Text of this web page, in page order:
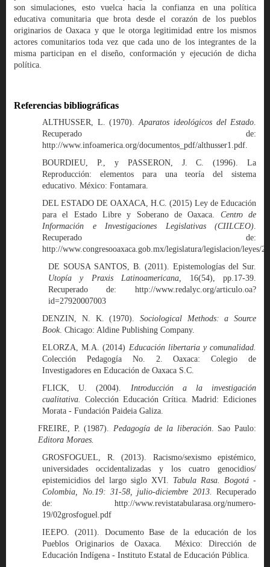
son simulaciones, esto vuelca hacia la confianza en una política
educativa comunitaria que brota desde el corazón de los pueblos
originarios de Oaxaca y que le otorga legitimidad entre los mismos
actores comunitarios toda vez que cada uno de los integrantes de la
misma participan en el diseño, conformación y ejecución de dicha
política.
Referencias bibliográficas
ALTHUSSER, L. (1970).Aparatos ideológicos del Estado
Recuperado de:
http://www.infoamerica.org/documentos_pdf/althusser1.pdf.
BOURDIEU, P., y PASSERON, J. C. (1996). La
Reproducción: elementos para una teoría del sistema
educativo. México: Fontamara.
DEL ESTADO DE OAXACA, H.C. (2015) Ley de Educación
para el Estado Libre y Soberano de Oaxaca. Centro de
Información e Investigaciones Legislativas (CIILCEO)
Recuperado de:
http://www.congresooaxaca.gob.mx/legislatura/legislacion/leyes/
DE SOUSA SANTOS, B. (2011). Epistemologías del Sur.
Utopía y Praxis Latinoamericana,
16(54), pp.17-39.
Recuperado de: http://www.redalyc.org/articulo.oa?
id=27920007003
DENZIN, N. K. (1970). Sociological Methods: a Source
Book. Chicago: Aldine Publishing Company.
ELORZA, M.A. (2014) Educación libertaria y comunalidad.
Colección Pedagogía No. 2. Oaxaca: Colegio de
Investigadores en Educación de Oaxaca S.C.
FLICK, U. (2004). Introducción a la investigación
cualitativa.
Colección Educación Crítica. Madrid: Ediciones
Morata - Fundación Paideia Galiza.
FREIRE, P. (1987). Pedagogía de la liberación. Sao Paulo:
Editora Moraes.
GROSFOGUEL, R. (2013). Racismo/sexismo epistémico,
universidades occidentalizadas y los cuatro genocidios/
epistemicidios del largo siglo XVI. Tabula Rasa. Bogotá -
Colombia, No.19: 31-58, julio-diciembre 2013.Recuperado
de: http://www.revistatabularasa.org/numero-
19/02grosfoguel.pdf
IEEPO. (2011). Documento Base de la educación de los
Pueblos Originarios de Oaxaca. México: Dirección de
Educación Indígena - Instituto Estatal de Educación Pública.